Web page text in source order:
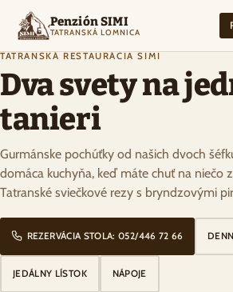
Penzión SIMI
TATRANSKÁ LOMNICA
TATRANSKÁ REŠTAURÁCIA SIMI
Dva svety na
tanieri
Gurmánske pochúťky od našich dvoch
domáca kuchyňa, keď máte chuť na niečo
Tatranské sviečkové rezy s bryndzovými
REZERVÁCIA STOLA: 052/446 72 66
JEDÁLNY LÍSTOK NÁPOJE